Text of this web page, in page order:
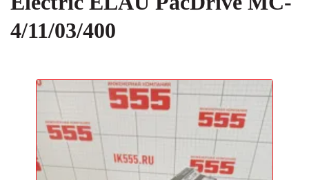
4/11/03/400